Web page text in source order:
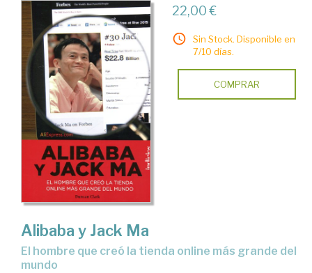
22,00 €
Sin Stock. Disponible en
7/10 días.
COMPRAR
Alibaba y Jack Ma
el hombre que creó la tienda online más grande del
mundo